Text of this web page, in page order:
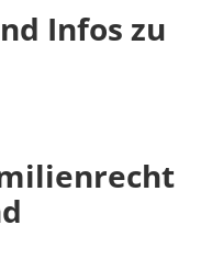
Infos zu